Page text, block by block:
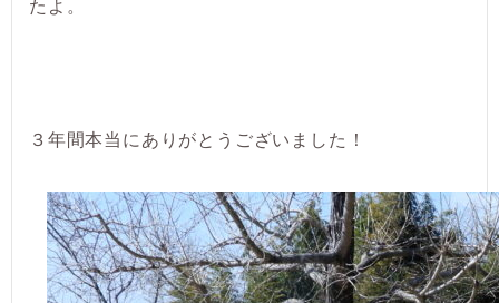
たよ。
３年間本当にありがとうございました！